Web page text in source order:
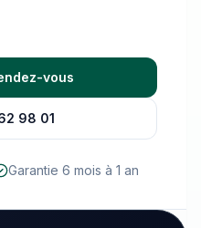
vous
98 01
Garantie 6 mois à 1 an